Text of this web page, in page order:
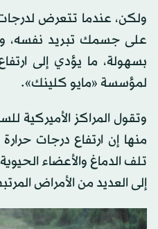
ولكن، عندما تتعرض
على جسمك تبريد نفسه،
بسهولة، ما يؤدي إلى
لمؤسسة «مايو كلينك».
وتقول المراكز الأميركية
منها إن ارتفاع درجات
تلف الدماغ والأعضاء
إلى العديد من الأمراض